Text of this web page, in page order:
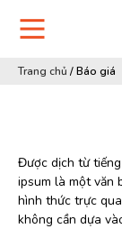
Trang chủ /Báo giá
Được dịch từ
ipsum là một văn
hình thức trực
không cần dựa